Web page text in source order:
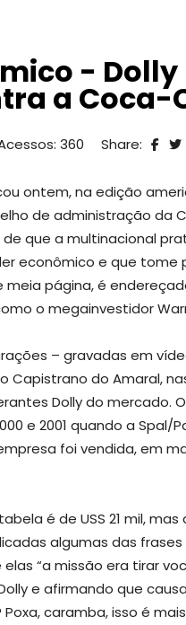
-
a Coca-
360 Share:
ontem, na edição
de administração da
que a multinacional
econômico e que tome
página, é
o megainvestidor
– gravadas em
Capistrano do Amaral,
Dolly do mercado.
e 2001 quando a Spal/
foi vendida, em
é de USS 21 mil,
algumas das
“a missão era tirar
e afirmando que
caramba, isso é